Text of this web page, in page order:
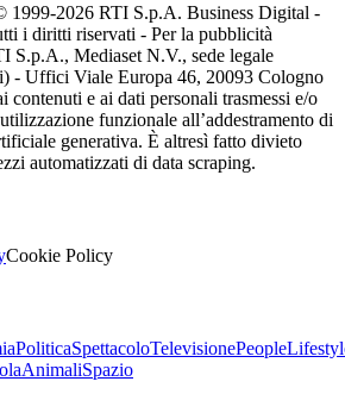
1999-2026 RTI S.p.A. Business Digital -
i diritti riservati - Per la pubblicità
S.p.A., Mediaset N.V., sede legale
- Uffici Viale Europa 46, 20093 Cologno
contenuti e ai dati personali trasmessi e/o
funzionale all’addestramento di
generativa. È altresì fatto divieto
automatizzati di data scraping.
Cookie Policy
PoliticaSpettacoloTelevisionePeople
AnimaliSpazio